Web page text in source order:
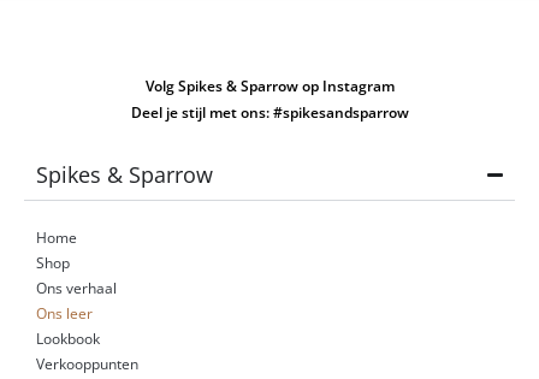
Volg Spikes & Sparrow op Instagram
Deel je stijl met ons: #spikesandsparrow
Spikes & Sparrow
Home
Shop
Ons verhaal
Ons leer
Lookbook
Verkooppunten